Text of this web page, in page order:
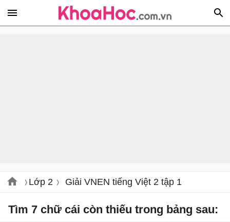
Lớp 2 Giải VNEN tiếng Việt 2 tập 1
Tìm 7 chữ cái còn thiếu trong bảng sau: